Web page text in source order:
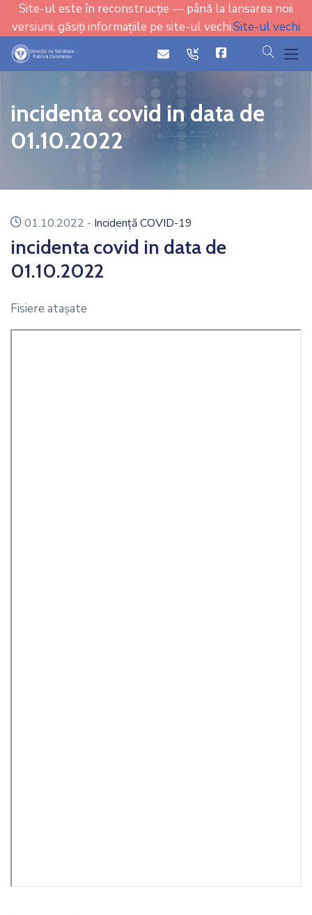
Site-ul este în reconstrucție — până la lansarea noii
versiuni, găsiți informațiile pe site-ul vechi.Site-ul vechi
iconicon cauta
incidenta covid in data de
01.10.2022
icon
01.10.2022 - Incidență COVID-19
incidenta covid in data de
01.10.2022
Fisiere ataşate